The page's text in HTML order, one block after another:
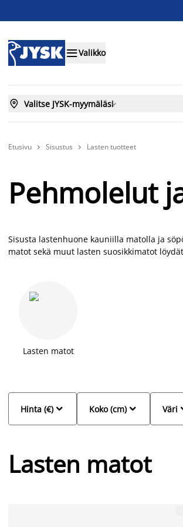
Valikko
 Valitse JYSK-myymäläsi
Etusivu  Sisustus  Lasten tuotteet
Pehmolelut
Sisusta lastenhuone kauniilla matolla ja
matot sekä muut lasten suosikkimatot
Lasten matot

Hinta (€) 
Koko (cm) Väri
Lasten matot